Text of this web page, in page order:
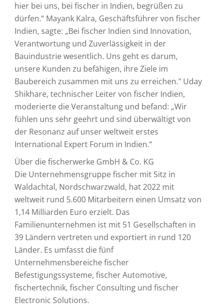
hier bei uns, bei fischer in Indien, begrüßen zu
dürfen.“ Mayank Kalra, Geschäftsführer von fischer
Indien, sagte: „Bei fischer Indien sind Innovation,
Verantwortung und Zuverlässigkeit in der
Bauindustrie wesentlich. Uns geht es darum,
unsere Kunden zu befähigen, ihre Ziele im
Baubereich zusammen mit uns zu erreichen." Uday
Shikhare, technischer Leiter von fischer Indien,
moderierte die Veranstaltung und befand: „Wir
fühlen uns sehr geehrt und sind überwältigt von
der Resonanz auf unser weltweit erstes
International Expert Forum in Indien.“
Über die fischerwerke GmbH & Co. KG
Die Unternehmensgruppe fischer mit Sitz in
Waldachtal, Nordschwarzwald, hat 2022 mit
weltweit rund 5.600 Mitarbeitern einen Umsatz von
1,14 Milliarden Euro erzielt. Das
Familienunternehmen ist mit 51 Gesellschaften in
39 Ländern vertreten und exportiert in rund 120
Länder. Es umfasst die fünf
Unternehmensbereiche fischer
Befestigungssysteme, fischer Automotive,
fischertechnik, fischer Consulting und fischer
Electronic Solutions.